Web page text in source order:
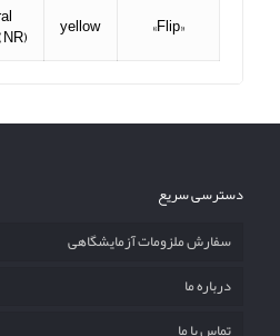
yellow «Flip»
دسترسی سریع
سفارش ملزومات آزمایشگاهی
درباره ما